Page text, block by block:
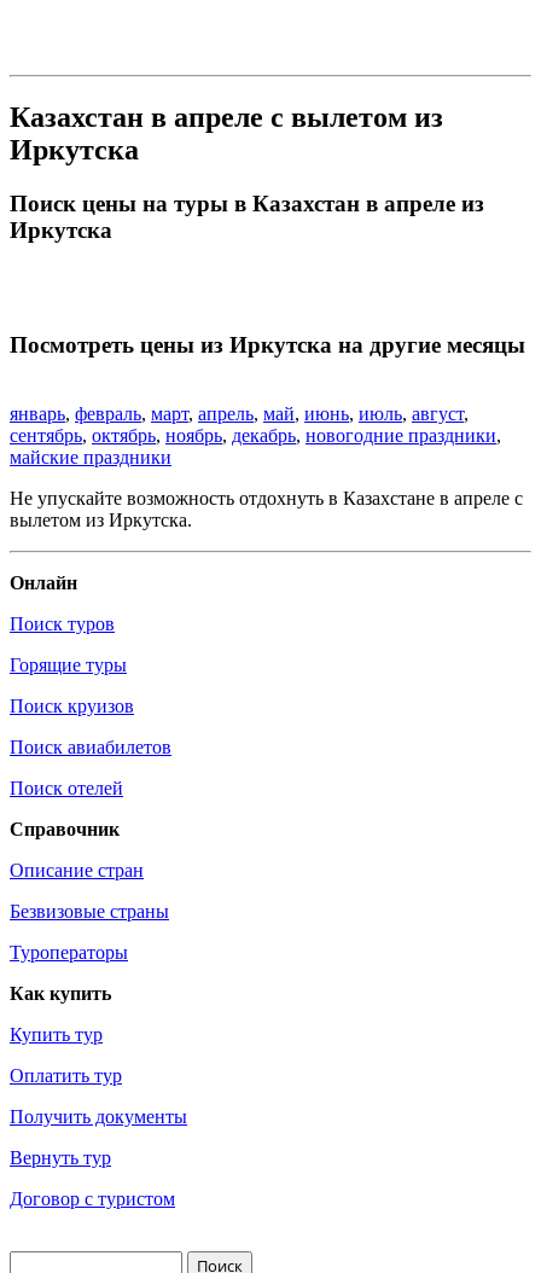
Казахстан в апреле с вылетом из
Иркутска
Поиск цены на туры в Казахстан в апреле из
Иркутска
Посмотреть цены из Иркутска на другие месяцы
январь, февраль, март, апрель, май, июнь, июль, август,
сентябрь, октябрь, ноябрь, декабрь, новогодние праздники,
майские праздники
Не упускайте возможность отдохнуть в Казахстане в апреле с
вылетом из Иркутска.
Онлайн
Поиск туров
Горящие туры
Поиск круизов
Поиск авиабилетов
Поиск отелей
Справочник
Описание стран
Безвизовые страны
Туроператоры
Как купить
Купить тур
Оплатить тур
Получить документы
Вернуть тур
Договор с туристом